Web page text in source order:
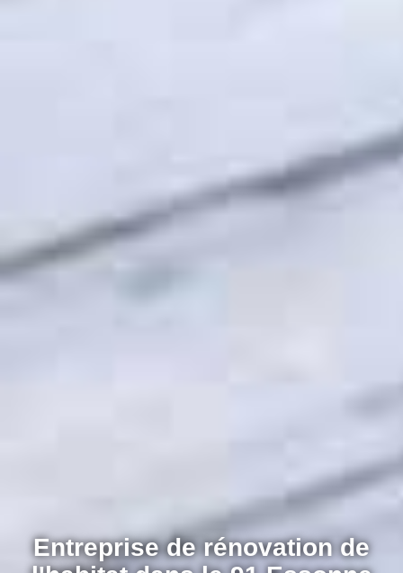
Entreprise de rénovation de